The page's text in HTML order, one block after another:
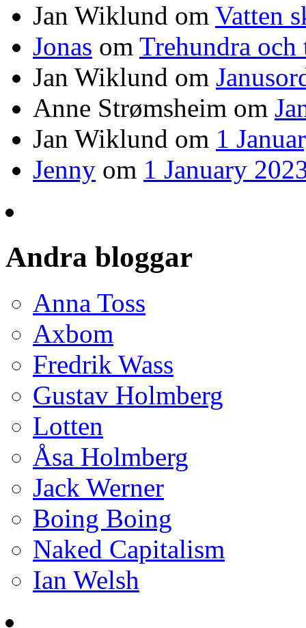
Jan Wiklund om Vatten
Jonas om Trehundra
Jan Wiklund om
Anne Strømsheim om
Jan Wiklund om 1
Jenny om 1 January
Andra bloggar
Anna Toss
Axbom
Fredrik Wass
Gustav Holmberg
Lotten
Åsa Holmberg
Jack Werner
Boing Boing
Naked Capitalism
Ian Welsh